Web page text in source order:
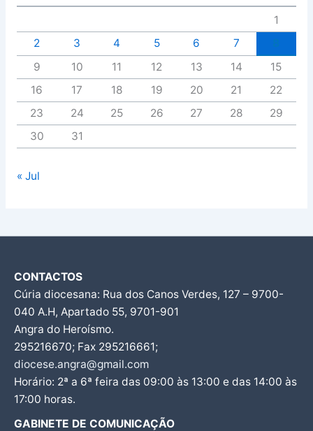
1
2
3 4 5 6 7
9
10 11 12 13 14
15
16
17 18 19 20 21
22
23
24 25 26 27 28
29
30
31
« Jul
CONTACTOS
Cúria diocesana: Rua dos Canos Verdes, 127 – 9700-
040 A.H, Apartado 55, 9701-901
Angra do Heroísmo.
295216670; Fax 295216661;
diocese.angra@gmail.com
Horário: 2ª a 6ª feira das 09:00 às 13:00 e das 14:00 às
17:00 horas.
GABINETE DE COMUNICAÇÃO